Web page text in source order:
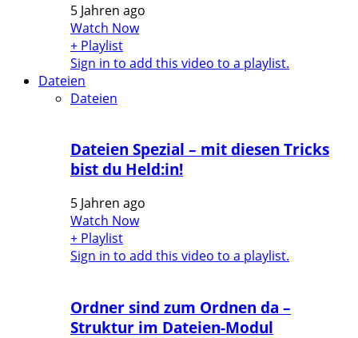
5 Jahren ago
Watch Now
+ Playlist
Sign in to add this video to a playlist.
Dateien
Dateien
Dateien Spezial – mit diesen Tricks
bist du Held:in!
5 Jahren ago
Watch Now
+ Playlist
Sign in to add this video to a playlist.
Ordner sind zum Ordnen da –
Struktur im Dateien-Modul